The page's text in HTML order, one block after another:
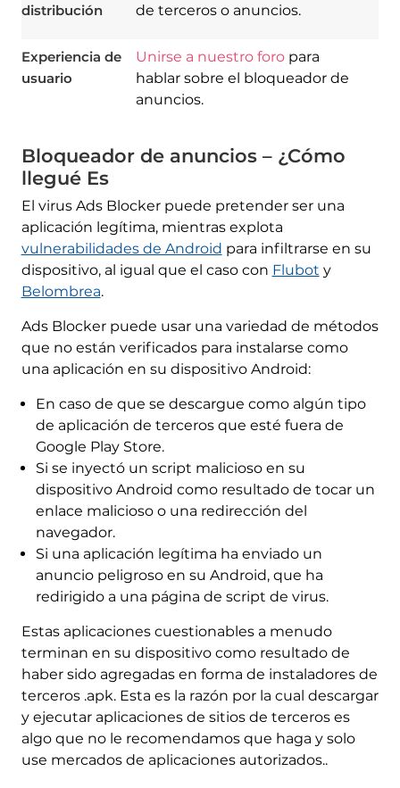
distribución
de terceros o anuncios.
Experiencia de
usuario
Unirse a nuestro foropara
hablar sobre el bloqueador de
anuncios.
Bloqueador de anuncios – ¿Cómo
llegué Es
El virus Ads Blocker puede pretender ser una
aplicación legítima, mientras explota
vulnerabilidades de Android para infiltrarse en su
dispositivo, al igual que el caso con Flubot y
Belombrea.
Ads Blocker puede usar una variedad de métodos
que no están verificados para instalarse como
una aplicación en su dispositivo Android:
En caso de que se descargue como algún tipo
de aplicación de terceros que esté fuera de
Google Play Store.
Si se inyectó un script malicioso en su
dispositivo Android como resultado de tocar un
enlace malicioso o una redirección del
navegador.
Si una aplicación legítima ha enviado un
anuncio peligroso en su Android, que ha
redirigido a una página de script de virus.
Estas aplicaciones cuestionables a menudo
terminan en su dispositivo como resultado de
haber sido agregadas en forma de instaladores de
terceros .apk. Esta es la razón por la cual descargar
y ejecutar aplicaciones de sitios de terceros es
algo que no le recomendamos que haga y solo
use mercados de aplicaciones autorizados..